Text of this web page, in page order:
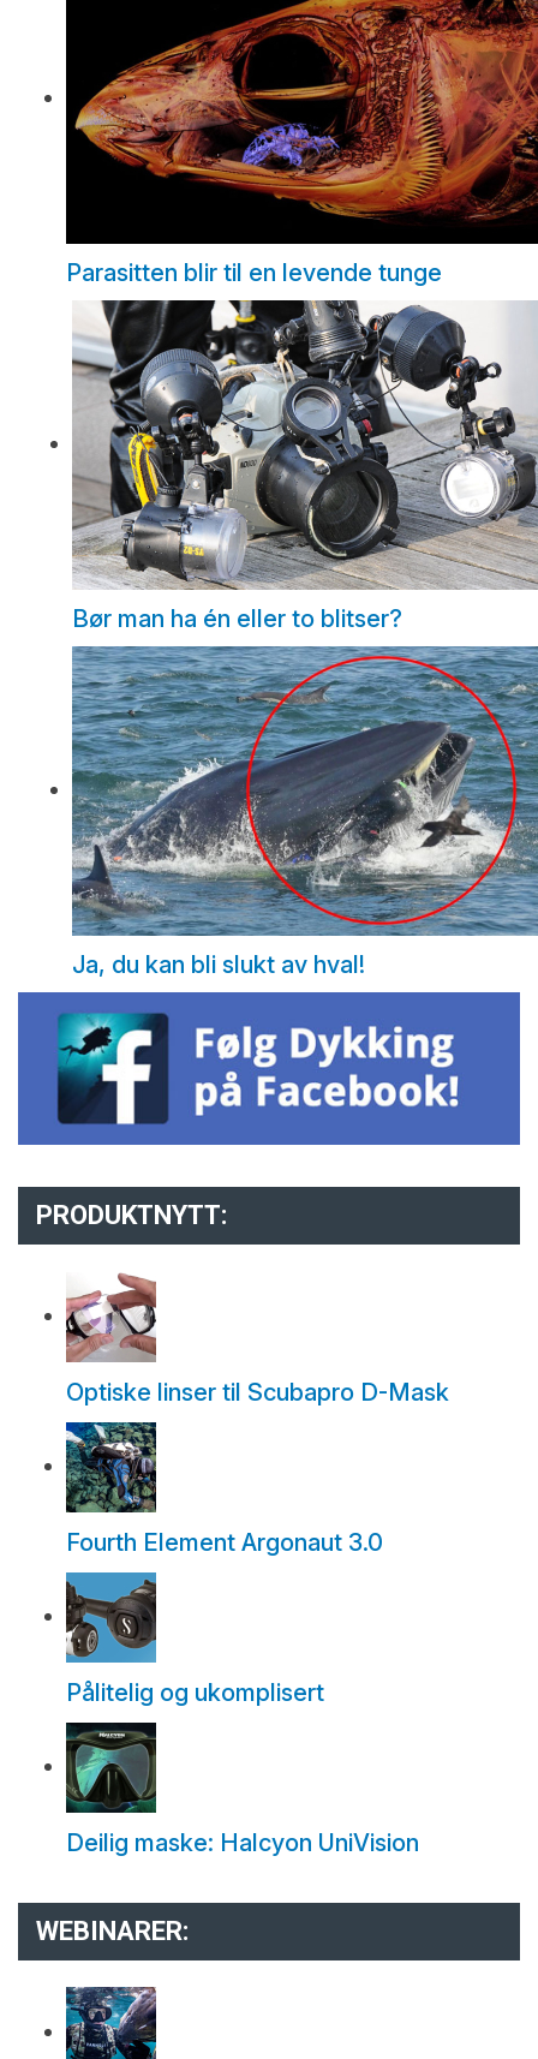
Parasitten blir til en levende tunge
Bør man ha én eller to blitser?
Ja, du kan bli slukt av hval!
PRODUKTNYTT:
Optiske linser til Scubapro D-Mask
Fourth Element Argonaut 3.0
Pålitelig og ukomplisert
Deilig maske: Halcyon UniVision
WEBINARER: